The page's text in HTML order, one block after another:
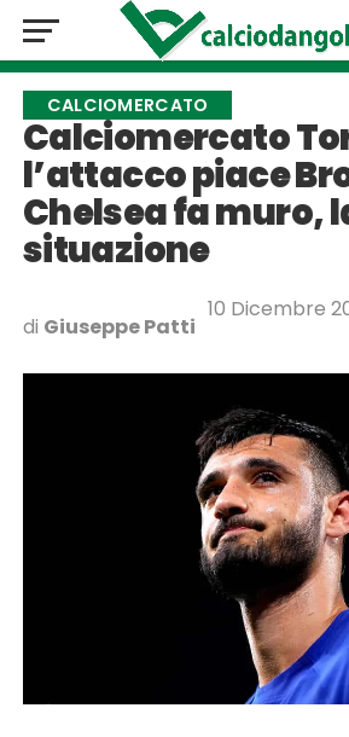
CALCIOMERCATO
Calciomercato
l’attacco piace
Chelsea fa muro,
situazione
di Giuseppe Patti
10 Dicembre